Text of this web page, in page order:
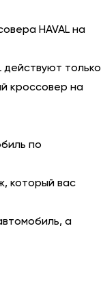
HAVAL на
только
кроссовер на
по
который вас
а